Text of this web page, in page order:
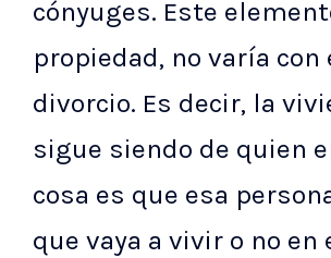
cónyuges. Este
propiedad, no varía con
divorcio. Es decir, la
sigue siendo de quien
cosa es que esa
que vaya a vivir o no en